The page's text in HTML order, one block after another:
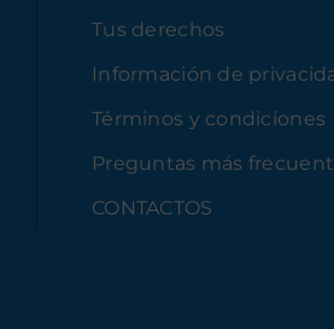
Tus derechos
Información de
Términos y condiciones
Preguntas más
CONTACTOS